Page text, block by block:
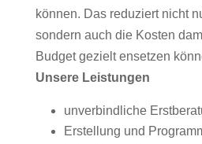
können. Das reduziert nicht
sondern auch die Kosten
Budget gezielt ensetzen
Unsere Leistungen
unverbindliche
Erstellung und